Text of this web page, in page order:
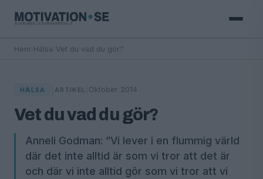
Hem Hälsa Vet du vad du gör?
HÄLSA ARTIKEL Oktober 2014
Vet du vad du gör?
Anneli Godman: ”Vi lever i en flummig värld
där det inte alltid är som vi tror att det är
och där vi inte alltid gör som vi tror att vi